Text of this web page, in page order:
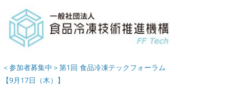
＜参加者募集中＞第1回 食品冷凍テックフォーラム
【9月17日（木）】